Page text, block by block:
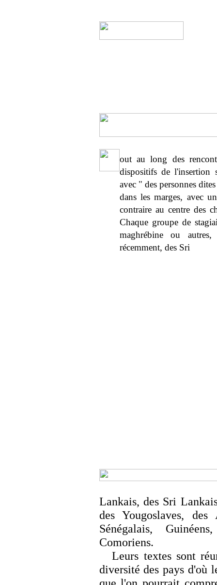
out au long des
dispositifs de l'insertion
avec " des personnes
dans les marges, avec
contraire au centre des
Chaque groupe de
maghrébine ou
récemment, des Sri
Lankais, des Sri
des Yougoslaves,
Sénégalais,
Comoriens.
Leurs textes sont
diversité des pays d'où